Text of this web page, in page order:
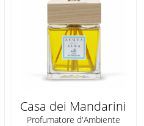
Casa dei Mandarini
Profumatore d'Ambiente